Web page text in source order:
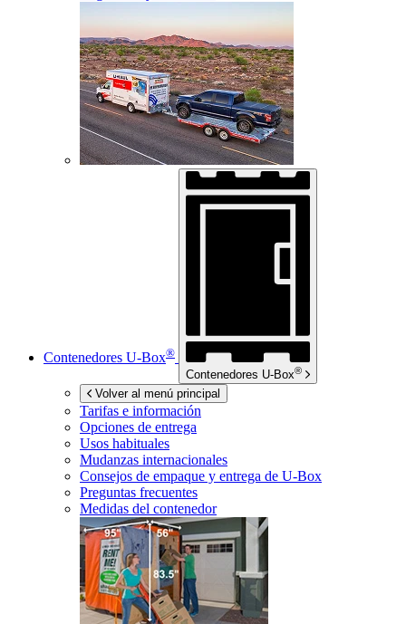
Contenedores U-Box®
Contenedores U-Box®
Volver al menú principal
Tarifas e información
Opciones de entrega
Usos habituales
Mudanzas internacionales
Consejos de empaque y entrega de U-Box
Preguntas frecuentes
Medidas del contenedor